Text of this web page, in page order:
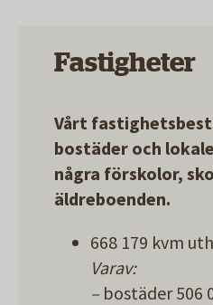
Fastigheter
Vårt
bostäder och
några förskolor,
äldreboenden.
668 179 kvm
Varav:
– bostäder 506